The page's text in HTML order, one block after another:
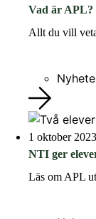
Vad är APL?
Allt du vill
1 oktober 2023
NTI ger
Läs om APL